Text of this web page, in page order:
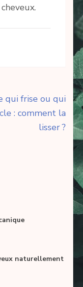
qui frise ou qui
: comment la
lisser ?
naturellement